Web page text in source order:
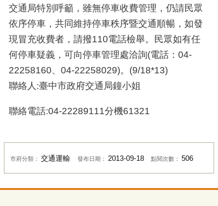
交通局特別呼籲，雖無停車收費管理，仍請民眾
依序停車，共同維持停車秩序暨交通順暢，如發
現冒充收費者，請撥110電話檢舉。民眾如有任
何停車疑義，可向停車管理處洽詢(電話：04-
22258160、04-22258029)。(9/18*13)
聯絡人:臺中市政府交通局鐘小姐
聯絡電話:04-22289111分機61321
市府分類： 交通運輸 發布日期： 2013-09-18 點閱次數：506